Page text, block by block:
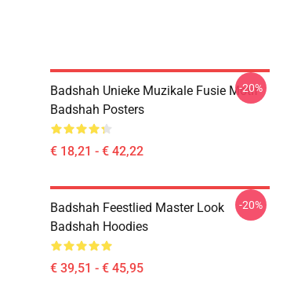
Badshah Unieke Muzikale Fusie Motif
Badshah Posters
€ 18,21 - € 42,22
-20%
Badshah Feestlied Master Look
Badshah Hoodies
€ 39,51 - € 45,95
-20%